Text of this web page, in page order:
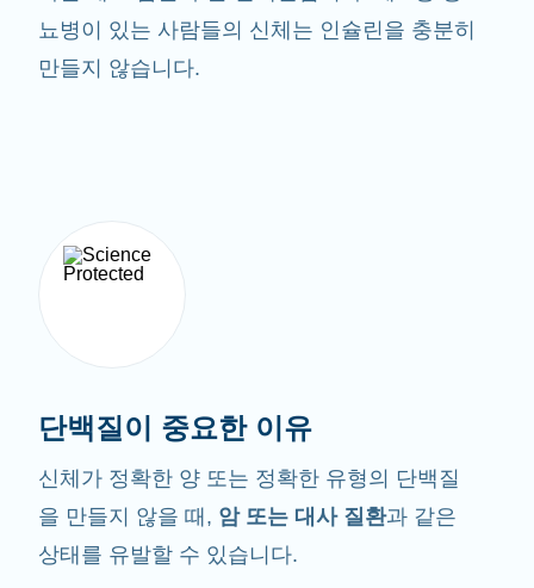
뇨병이 있는 사람들의 신체는 인슐린을 충분히
만들지 않습니다.
단백질이 중요한 이유
신체가 정확한 양 또는 정확한 유형의 단백질
을 만들지 않을 때, 암 또는 대사 질환과 같은
상태를 유발할 수 있습니다.